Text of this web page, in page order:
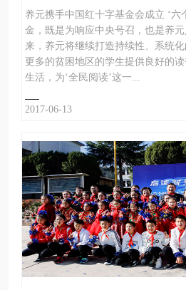
养元携手中国红十字基金会成立 ‘六
金，既是为响应中央号召，也是养
来，养元将继续打造持续性、系统
更多的贫困地区的学生提供良好的
生活，为‘全民阅读’这一...
2017-06-13